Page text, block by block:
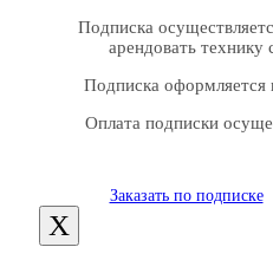
Подписка
арендовать технику
Подписка оформляется
Оплата подписки
Заказать по подписке
X